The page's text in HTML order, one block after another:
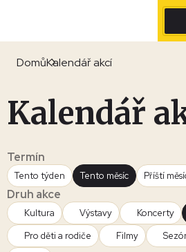
DomůKalendář akcí
Kalendář
Termín
Tento týden Tento měsíc Příští
Druh akce
Kultura Výstavy Koncerty
Pro děti a rodiče
Filmy